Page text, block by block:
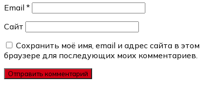
Email *
Сайт
Сохранить моё имя, email и адрес сайта в этом
браузере для последующих моих комментариев.